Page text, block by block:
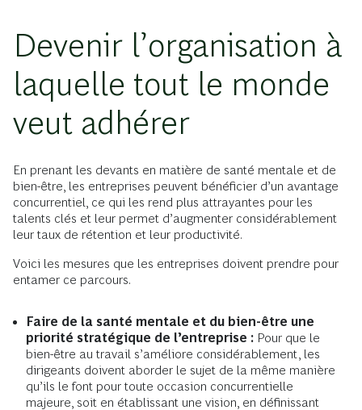
Devenir l’organisation à
laquelle tout le monde
veut adhérer
En prenant les devants en matière de santé mentale et de
bien-être, les entreprises peuvent bénéficier d’un avantage
concurrentiel, ce qui les rend plus attrayantes pour les
talents clés et leur permet d’augmenter considérablement
leur taux de rétention et leur productivité.
Voici les mesures que les entreprises doivent prendre pour
entamer ce parcours.
Faire de la santé mentale et du bien-être une
priorité stratégique de l’entreprise : Pour que le
bien-être au travail s’améliore considérablement, les
dirigeants doivent aborder le sujet de la même manière
qu’ils le font pour toute occasion concurrentielle
majeure, soit en établissant une vision, en définissant